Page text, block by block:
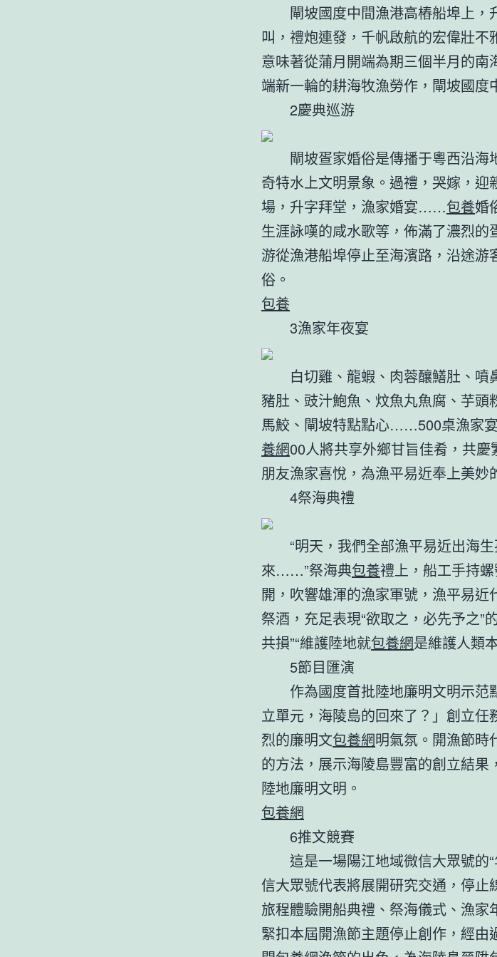
閘坡國度中間漁港高樁船埠上，
叫，禮炮連發，千帆啟航的宏偉壯
意味著從蒲月開端為期三個半月的
端新一輪的耕海牧漁勞作，閘坡國度
2慶典巡游
閘坡疍家婚俗是傳播于粵西沿海
奇特水上文明景象。過禮，哭嫁，迎
場，升字拜堂，漁家婚宴……包養婚
生涯詠嘆的咸水歌等，佈滿了濃烈
游從漁港船埠停止至海濱路，沿途
俗。
包養
3漁家年夜宴
白切雞、龍蝦、肉蓉釀鱔肚、噴
豬肚、豉汁鮑魚、炆魚丸魚腐、芋
馬鮫、閘坡特點點心……500桌漁家
養網00人將共享外鄉甘旨佳肴，共
朋友漁家喜悅，為漁平易近奉上美妙
4祭海典禮
“明天，我們全部漁平易近出海生
來……”祭海典包養禮上，船工手持
開，吹響雄渾的漁家軍號，漁平易近
祭酒，充足表現“欲取之，必先予之”
共損”“維護陸地就包養網是維護人類
5節目匯演
作為國度首批陸地廉明文明示范
立單元，海陵島的回來了？」創立
烈的廉明文包養網明氣氛。開漁節時
的方法，展示海陵島豐富的創立結
陸地廉明文明。
包養網
6推文競賽
這是一場陽江地域微信大眾號的“
信大眾號代表將展開研究交通，停
旅程體驗開船典禮、祭海儀式、漁家
緊扣本屆開漁節主題停止創作，經